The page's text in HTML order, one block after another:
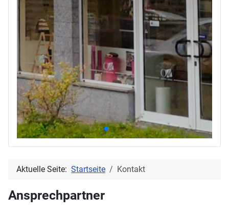
Aktuelle Seite: Startseite Kontakt
Ansprechpartner